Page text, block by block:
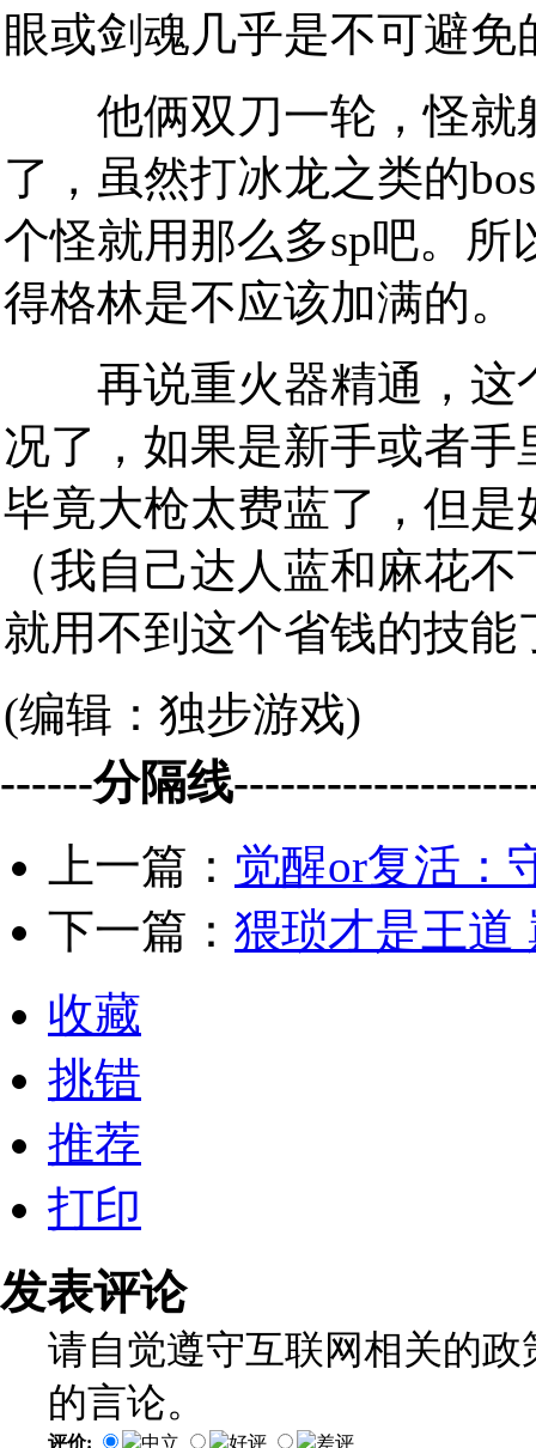
眼或剑魂几乎是不可避
他俩双刀一轮，怪就
了，虽然打冰龙之类的
个怪就用那么多sp吧。
得格林是不应该加满的。
再说重火器精通，这
况了，如果是新手或者
毕竟大枪太费蓝了，但
（我自己达人蓝和麻花
就用不到这个省钱的技能
(编辑：独步游戏)
------分隔线
上一篇： 觉醒or复活：
下一篇： 猥琐才是王道
收藏
挑错
推荐
打印
发表评论
请自觉遵守互联网相关的
的言论。
评价: 中立 好评 差评